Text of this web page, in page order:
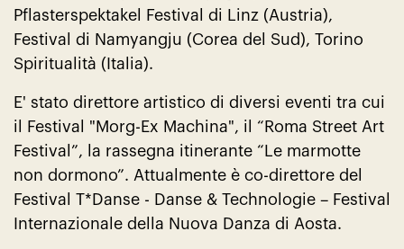
Pflasterspektakel Festival di Linz (Austria),
Festival di Namyangju (Corea del Sud), Torino
Spiritualità (Italia).
E' stato direttore artistico di diversi eventi tra cui
il Festival "Morg-Ex Machina", il “Roma Street Art
Festival”, la rassegna itinerante “Le marmotte
non dormono”. Attualmente è co-direttore del
Festival T*Danse - Danse & Technologie – Festival
Internazionale della Nuova Danza di Aosta.